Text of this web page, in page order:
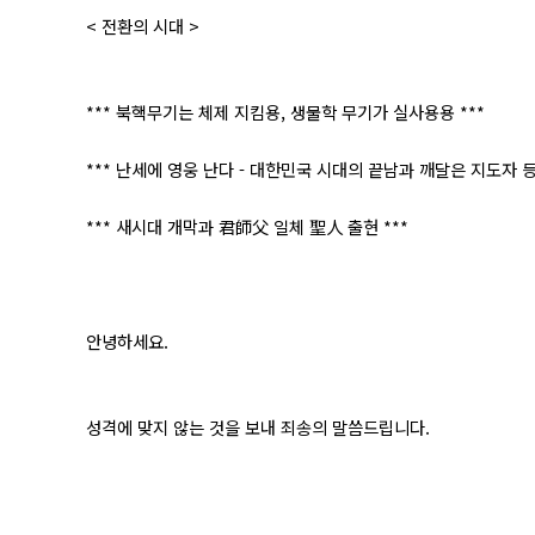
< 전환의 시대 >
*** 북핵무기는 체제 지킴용, 생물학 무기가 실사용용 ***
*** 난세에 영웅 난다 - 대한민국 시대의 끝남과 깨달은 지도자
*** 새시대 개막과 君師父 일체 聖人 출현 ***
안녕하세요.
성격에 맞지 않는 것을 보내 죄송의 말씀드립니다.